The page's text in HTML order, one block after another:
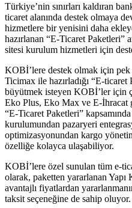
Türkiye’nin sınırları kaldıran
ticaret alanında destek olmaya
hizmetlere bir yenisini daha
hazırlanan “E-Ticaret Paketleri”
sitesi kurulum hizmetleri için
KOBİ’lere destek olmak için pek
Ticimax ile hazırladığı “E-
büyütmek isteyen KOBİ’ler için
Eko Plus, Eko Max ve E-İhracat
“E-Ticaret Paketleri”
kurulumundan pazaryeri
optimizasyonundan kargo
özelliğe kolayca ulaşabiliyor.
KOBİ’lere özel sunulan tüm e-
olarak, paketten yararlanan Yapı
avantajlı fiyatlardan
taksit seçeneğine de sahip oluyor.